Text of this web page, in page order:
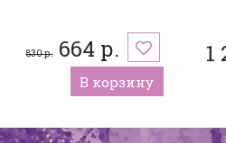
830 р.664 р.
В корзину
1